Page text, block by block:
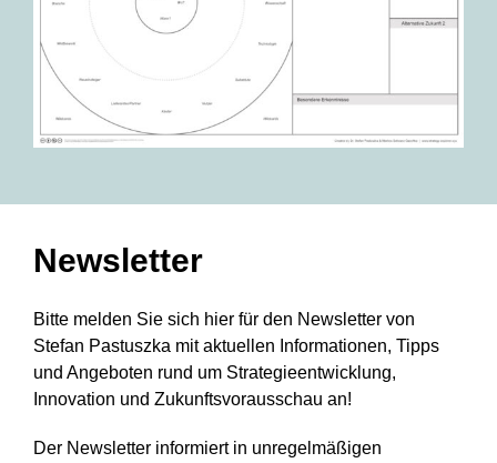
Newsletter
Bitte melden Sie sich hier für den Newsletter von
Stefan Pastuszka mit aktuellen Informationen, Tipps
und Angeboten rund um Strategieentwicklung,
Innovation und Zukunftsvorausschau an!
Der Newsletter informiert in unregelmäßigen